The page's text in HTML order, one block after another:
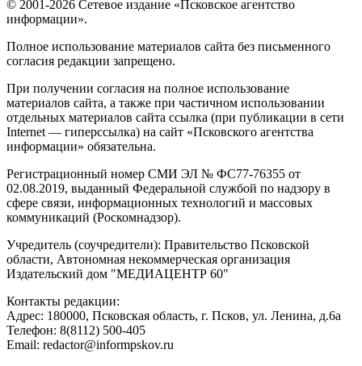
© 2001-2026 Сетевое издание «Псковское агентство
информации».
Полное использование материалов сайта без письменного
согласия редакции запрещено.
При получении согласия на полное использование
материалов сайта, а также при частичном использовании
отдельных материалов сайта ссылка (при публикации в сети
Internet — гиперссылка) на сайт «Псковского агентства
информации» обязательна.
Регистрационный номер СМИ ЭЛ № ФС77-76355 от
02.08.2019, выданный Федеральной службой по надзору в
сфере связи, информационных технологий и массовых
коммуникаций (Роскомнадзор).
Учредитель (соучредители): Правительство Псковской
области, Автономная некоммерческая организация
Издательский дом "МЕДИАЦЕНТР 60"
Контакты редакции:
Адреc: 180000, Псковская область, г. Псков, ул. Ленина, д.6а
Телефон: 8(8112) 500-405
Email: redactor@informpskov.ru